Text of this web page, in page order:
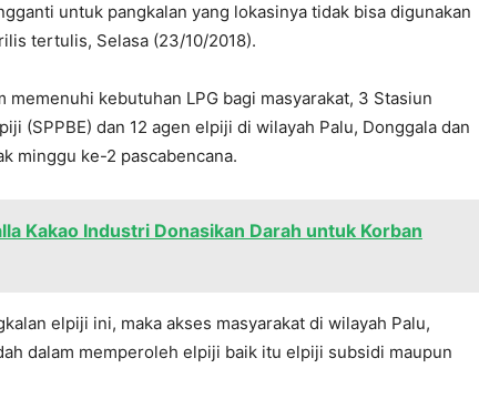
untuk pangkalan yang lokasinya tidak bisa digunakan
tertulis, Selasa (23/10/2018).
memenuhi kebutuhan LPG bagi masyarakat, 3 Stasiun
(SPPBE) dan 12 agen elpiji di wilayah Palu, Donggala dan
minggu ke-2 pascabencana.
Kakao Industri Donasikan Darah untuk Korban
elpiji ini, maka akses masyarakat di wilayah Palu,
dalam memperoleh elpiji baik itu elpiji subsidi maupun